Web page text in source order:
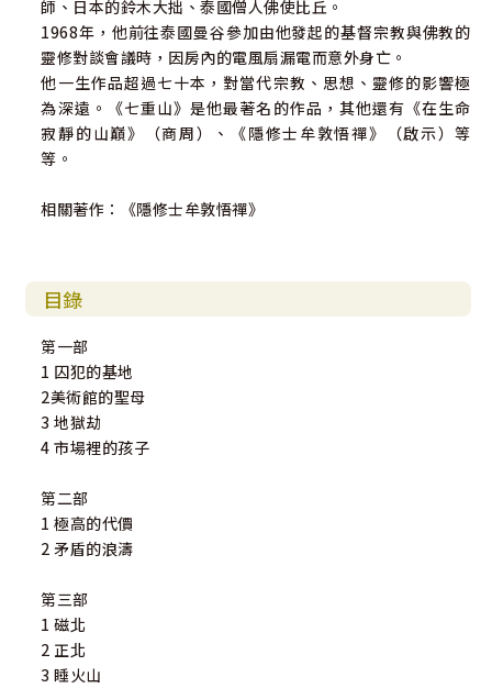
師、日本的鈴木大拙、泰國僧人佛使比丘。
1968年，他前往泰國曼谷參加由他發起的基督宗教與佛教的
靈修對談會議時，因房內的電風扇漏電而意外身亡。
他一生作品超過七十本，對當代宗教、思想、靈修的影響極
為深遠。《七重山》是他最著名的作品，其他還有《在生命
寂靜的山巔》（商周）、《隱修士牟敦悟禪》（啟示）等
等。
相關著作：《隱修士牟敦悟禪》
目錄
第一部
1 囚犯的基地
2美術館的聖母
3 地獄劫
4 市場裡的孩子
第二部
1 極高的代價
2 矛盾的浪濤
第三部
1 磁北
2 正北
3 睡火山